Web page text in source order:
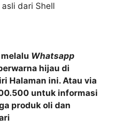
dari Shell
Whatsapp
hijau di
Halaman ini. Atau via
untuk informasi
produk oli dan